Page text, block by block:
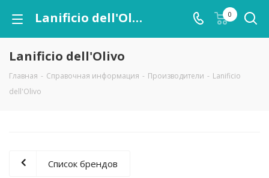
Lanificio dell'Olivo 0
Lanificio dell'Olivo
Главная - Справочная информация - Производители - Lanificio
dell'Olivo
Список брендов